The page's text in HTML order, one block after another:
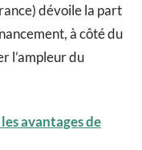
dévoile la part
à côté du
l’ampleur du
avantages de